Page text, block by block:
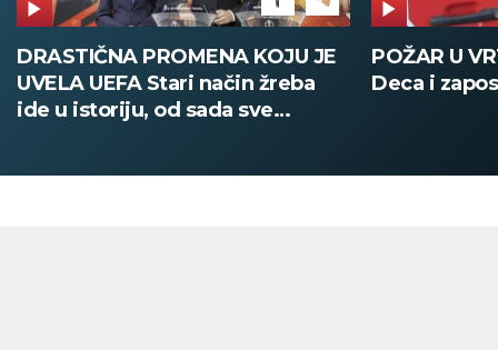
DRASTIČNA PROMENA KOJU JE
UVELA UEFA Stari način žreba
ide u istoriju, od sada sve
POŽAR U
Deca i